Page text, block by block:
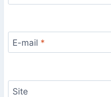
E-mail *
Site